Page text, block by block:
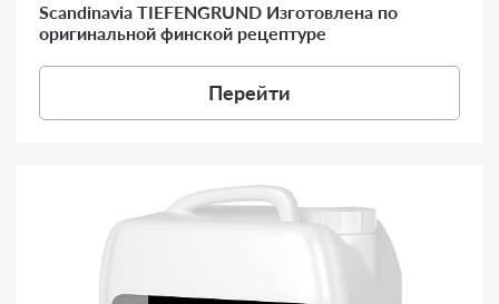
Scandinavia TIEFENGRUND Изготовлена по
оригинальной финской рецептуре
Перейти